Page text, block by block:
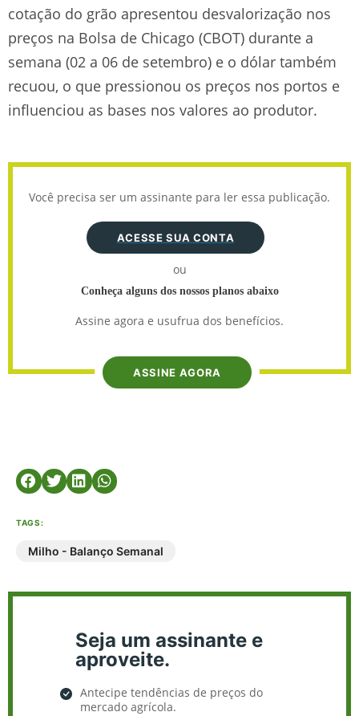
cotação do grão apresentou desvalorização nos
preços na Bolsa de Chicago (CBOT) durante a
semana (02 a 06 de setembro) e o dólar também
recuou, o que pressionou os preços nos portos e
influenciou as bases nos valores ao produtor.
Você precisa ser um assinante para ler essa publicação.
ACESSE SUA CONTA
ou
Conheça alguns dos nossos planos abaixo
Assine agora e usufrua dos benefícios.
ASSINE AGORA
TAGS:
Milho - Balanço Semanal
Seja um assinante e
aproveite.
Antecipe tendências de preços do
mercado agrícola.